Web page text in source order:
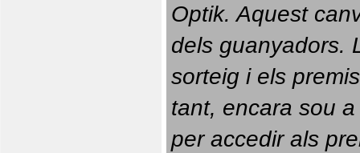
Optik. Aquest
dels guanyadors.
sorteig i els
tant, encara sou
per accedir als